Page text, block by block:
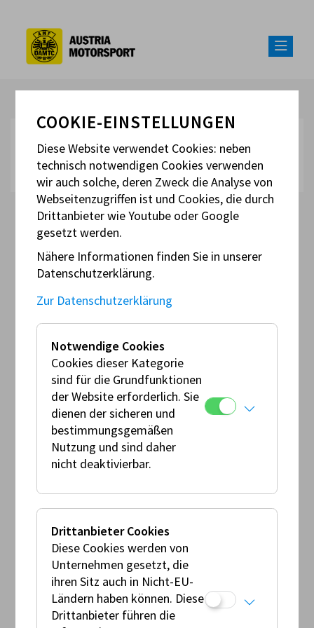
MOTORRAD AIRBAGSYSTEME
Airbagsysteme sind aktuell nur in den
MotoGP Klassen, in der Superbike WM sowie
bei einigen WM Veranstaltungen
verpflichtend vorgeschrieben.
Im Rahmen derFIM Europeund der
dürfen Sie verwendet werden, sind jedoch
nicht verpflichtend.
Aktuell gibt es keine einheitliche Prüfnorm,
es dürfen ausschließlich Airbagsysteme
verwendet werden, welche auf der Liste der
FIM angeführt sind.
Kategorie 1 und 2 - Street Racing
Kategorie 3 - Offroad Racing
Die Liste mit den erlaubten Systemen, finden
Sie unter nachstehenden Link -FIM
Airbagsysteme
COOKIE-EINSTELLUNGEN
Diese Website verwendet Cookies: neben
technisch notwendigen Cookies verwenden
wir auch solche, deren Zweck die Analyse von
Webseitenzugriffen ist und Cookies, die durch
Drittanbieter wie Youtube oder Google
gesetzt werden.
Nähere Informationen finden Sie in unserer
Datenschutzerklärung.
Zur Datenschutzerklärung
Notwendige Cookies
Cookies dieser Kategorie
sind für die Grundfunktionen
der Website erforderlich. Sie
dienen der sicheren und
bestimmungsgemäßen
Nutzung und sind daher
nicht deaktivierbar.
Drittanbieter Cookies
Diese Cookies werden von
Unternehmen gesetzt, die
ihren Sitz auch in Nicht-EU-
Ländern haben können. Diese
Drittanbieter führen die